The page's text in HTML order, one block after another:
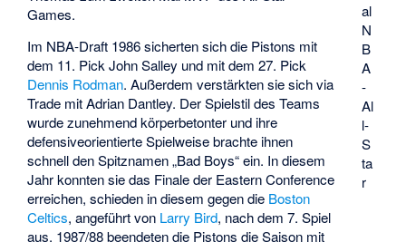
al
N
B
A
-
Al
l-
S
ta
r
Games.
Im NBA-Draft 1986 sicherten sich die Pistons mit
dem 11. Pick John Salley und mit dem 27. Pick
Dennis Rodman. Außerdem verstärkten sie sich via
Trade mit Adrian Dantley. Der Spielstil des Teams
wurde zunehmend körperbetonter und ihre
defensiveorientierte Spielweise brachte ihnen
schnell den Spitznamen „Bad Boys“ ein. In diesem
Jahr konnten sie das Finale der Eastern Conference
erreichen, schieden in diesem gegen die Boston
Celtics, angeführt von Larry Bird, nach dem 7. Spiel
aus. 1987/88 beendeten die Pistons die Saison mit